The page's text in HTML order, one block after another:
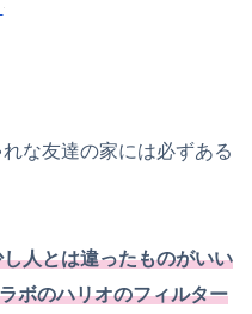
な友達の家には必ずある
人とは違ったものがいい
ボのハリオのフィルター